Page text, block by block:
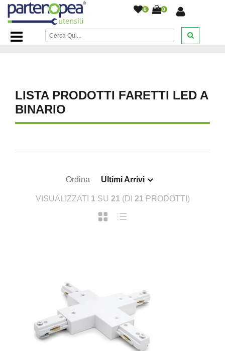
0 0
Home Page/ILLUMINAZIONE LED/FARETTI LED A
BINARIO/
LISTA PRODOTTI FARETTI LED A
BINARIO
Ordina Ultimi Arrivi
VISUALIZZATI 1 SU 21 (DI 21 PRODOTTI)